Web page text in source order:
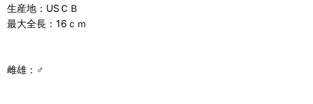
生産地：USＣＢ
最大全長：16ｃｍ
雌雄：♂